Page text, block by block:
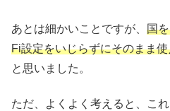
あとは細かいことですが、 国
Fi設定をいじらずにそのまま
と思いました。
ただ、よくよく考えると、こ